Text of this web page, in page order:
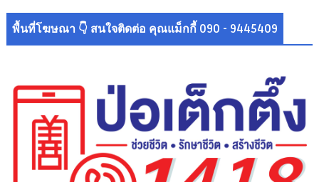
พื้นที่โฆษณา 👇 สนใจติดต่อ คุณแม็กกี้ 090 - 9445409